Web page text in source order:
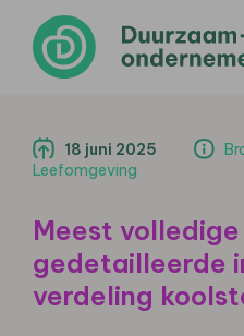
18 juni 2025
Leefomgeving
Meest volledige
gedetailleerde
verdeling